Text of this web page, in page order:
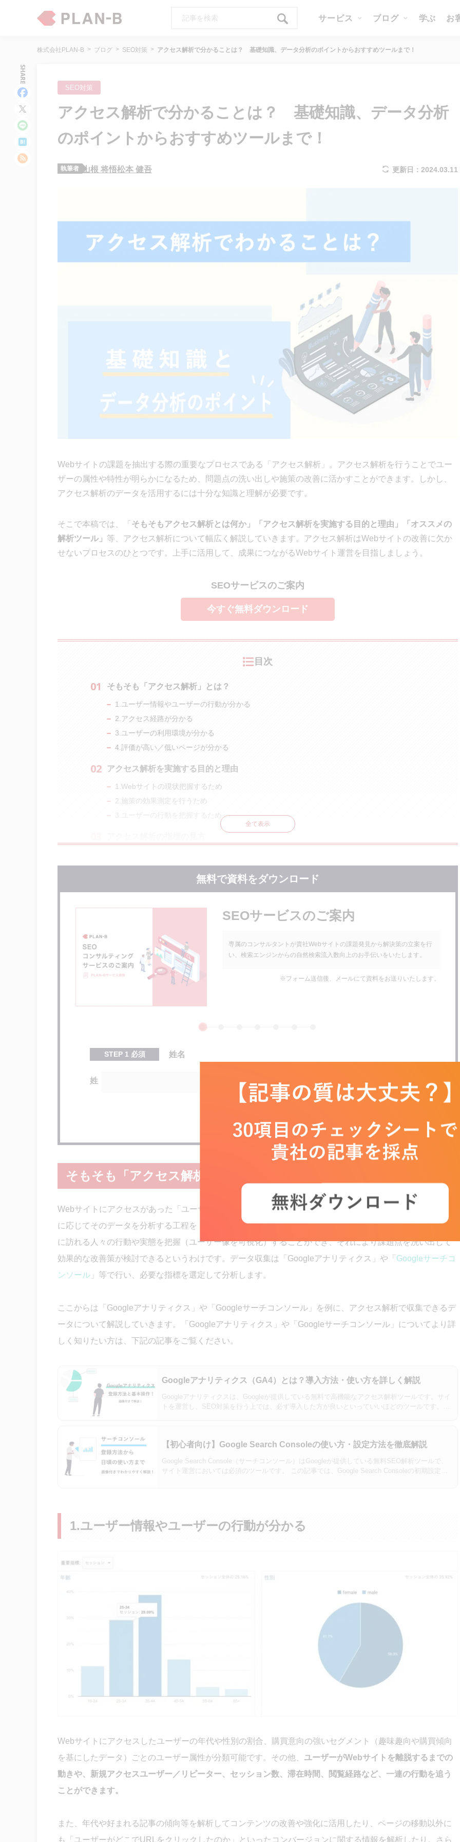
サービス ブログ 学ぶ お
株式会社PLAN-B ブログ SEO対策 アクセス解析で分かることは？ 基礎知識、データ分析のポイントからおすすめツールまで！
SEO対策
アクセス解析で分かることは？ 基礎知識、データ分析
のポイントからおすすめツールまで！
執筆者 山根 将悟松本 健吾 更新日：2024.03.11
Webサイトの課題を抽出する際の重要なプロセスである「アクセス解析」。アクセス解析を行うことでユー
ザーの属性や特性が明らかになるため、問題点の洗い出しや施策の改善に活かすことができます。しかし、
アクセス解析のデータを活用するには十分な知識と理解が必要です。
そこで本稿では、「 そもそもアクセス解析とは何か」「 アクセス解析を実施する目的と理由」「オススメの
解析ツール」 等、アクセス解析について幅広く解説していきます。アクセス解析はWebサイトの改善に欠か
せないプロセスのひとつです。上手に活用して、成果につながるWebサイト運営を目指しましょう。
SEOサービスのご案内
今すぐ無料ダウンロード
目次
そもそも「アクセス解析」とは？
1.ユーザー情報やユーザーの行動が分かる
2.アクセス経路が分かる
3.ユーザーの利用環境が分かる
4.評価が高い／低いページが分かる
アクセス解析を実施する目的と理由
1.Webサイトの現状把握するため
2.施策の効果測定を行うため
UU数
アクセス解析に必要な準備事項
STEP 01 ： 自社サイトの目的を設定する
1.アクセスの有無やコンバージョンをチェックする
2.一定期間のデータを比較する
3.コンテンツの改善に活用する
流入経路別のコンバージョン率から対策を決める
離脱率から改善が必要なページを見つける
1.Googleアナリティクス／Google
2.Googleサーチコンソール／Google
4.アクセス解析研究所／qualitte
5.SEARCH WRITE／PLAN-B
まとめ：アクセス解析ツールを実施して自サイトの状況を把握しよう
全て表示
無料で資料をダウンロード
SEOサービスのご案内
専属のコンサルタントが貴社Webサイトの課題発見から解決策の立案を行
い、検索エンジンからの自然検索流入数向上のお手伝いをいたします。
※フォーム送信後、メールにて資料をお送りいたします。
STEP 1 必須 姓名
姓
そもそも「アクセス解析」とは？
Webサイトにアクセスがあった「ユーザー数」「属性」「行動」等をデータログとして保存し、目的や状況
に応じてそのデータを分析する工程を「アクセス解析」と言います。アクセス解析を行うことでWebサイト
に訪れる人々の行動や実態を把握（ユーザー像を可視化）することができ、それにより課題点を洗い出して
効果的な改善策が検討できるというわけです。データ収集は「Googleアナリティクス」や「 Googleサーチコ
ンソール 」等で行い、必要な指標を選定して分析します。
ここからは「Googleアナリティクス」や「Googleサーチコンソール」を例に、アクセス解析で収集できるデ
ータについて解説していきます。「Googleアナリティクス」や「Googleサーチコンソール」についてより詳
しく知りたい方は、下記の記事をご覧ください。
Googleアナリティクス（GA4）とは？導入方法・使い方を詳しく解説
Googleアナリティクスは、Googleが提供している無料で高機能なアクセス解析ツールです。サイ
トを運営し、SEO対策を行う上では、必ず導入した方が良いといっていいほどのツールです。し
【初心者向け】Google Search Consoleの使い方・設定方法を徹底解説
Google Search Console（サーチコンソール）はGoogleが提供している無料SEO解析ツールで、
サイト運営においては必須のツールです。 この記事では、Google Search Consoleの初期設定…
1.ユーザー情報やユーザーの行動が分かる
Webサイトにアクセスしたユーザーの年代や性別の割合、購買意向の強いセグメント（趣味趣向や購買傾向
を基にしたデータ）ごとのユーザー属性が分類可能です。その他、 ユーザーがWebサイトを離脱するまでの
動きや、新規アクセスユーザー／リピーター、セッション数、滞在時間、閲覧経路など、一連の行動を追う
ことができます。
また、年代や好まれる記事の傾向等を解析してコンテンツの改善や強化に活用したり、ページの移動以外に
も「ユーザーがどこでURLをクリックしたのか」といったコンバージョンに関する情報を解析したり。さら
SHARE